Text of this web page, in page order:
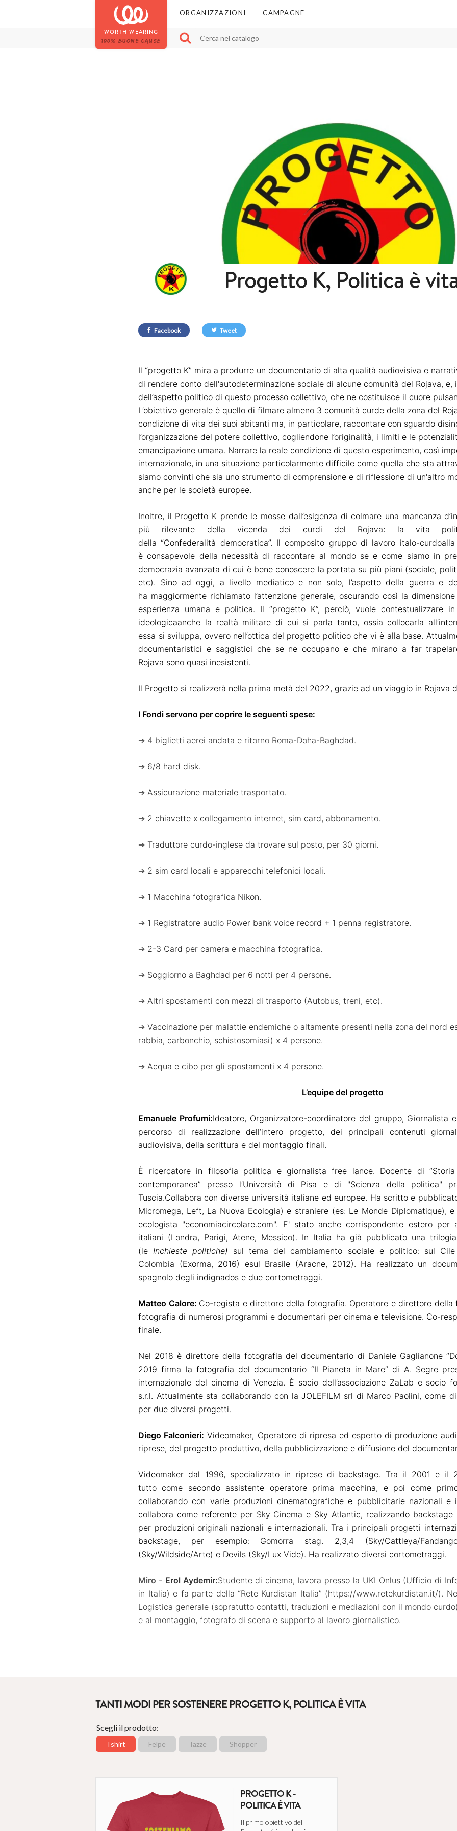
WORTH WEARING
100% BUONE CAUSE
ORGANIZZAZIONI CAMPAGNE
Progetto K, Politica è
Facebook Tweet
Il “progetto K” mira a produrre un documentario di alta qualità audiovisiva e
di rendere conto dell'autodeterminazione sociale di alcune comunità del Rojava, e,
dell’aspetto politico di questo processo collettivo, che ne costituisce il cuore
L’obiettivo generale è quello difilmare almeno 3 comunità curde della zona del
condizione di vita dei suoi abitanti ma, in particolare, raccontare con sguardo
l’organizzazione del potere collettivo, cogliendone l’originalità, i limiti e le
emancipazione umana. Narrare la reale condizione di questo esperimento, così
internazionale, in una situazione particolarmente difficile come quella che sta
siamo convinti che sia uno strumento di comprensione e di riflessione di un'altro
anche per le società europee.
Inoltre, il Progetto K prende le mosse dall’esigenza di colmare una mancanza
più rilevante della vicenda dei curdi del Rojava: la vita
della “Confederalità democratica”. Il composito gruppo di lavoro italo-curdo
è consapevole della necessità di raccontare al mondo se e come siamo in
democrazia avanzata di cui è bene conoscere la portata su più piani (sociale,
etc). Sino ad oggi, a livello mediatico e non solo, l’aspetto della guerra e
ha maggiormente richiamato l’attenzione generale, oscurando così la
esperienza umana e politica. Il “progetto K”, perciò, vuole contestualizzare
ideologicaanche la realtà militare di cui si parla tanto, ossia collocarla
essa si sviluppa, ovvero nell’ottica del progetto politico che vi è alla base.
documentaristici e saggistici che se ne occupano e che mirano a far
Rojava sono quasi inesistenti.
Il Progetto si realizzerà nella prima metà del 2022, grazie ad un viaggio in Rojava
I Fondi servono per coprire le seguenti spese:
➔ 4 biglietti aerei andata e ritorno Roma-Doha-Baghdad.
➔ 6/8 hard disk.
➔ Assicurazione materiale trasportato.
➔ 2 chiavette x collegamento internet, sim card, abbonamento.
➔ Traduttore curdo-inglese da trovare sul posto, per 30 giorni.
➔ 2 sim card locali e apparecchi telefonici locali.
➔ 1 Macchina fotografica Nikon.
➔ 1 Registratore audio Power bank voice record + 1 penna registratore.
➔ 2-3 Card per camera e macchina fotografica.
➔ Soggiorno a Baghdad per 6 notti per 4 persone.
➔Altri spostamenti con mezzi di trasporto (Autobus, treni, etc).
➔Vaccinazione per malattie endemiche o altamente presenti nella zona del nord
rabbia, carbonchio, schistosomiasi) x 4 persone.
➔Acqua e cibo per gli spostamenti x 4 persone.
L’equipe del progetto
Emanuele Profumi:Ideatore, Organizzatore-coordinatore del gruppo, Giornalista
percorso di realizzazionedell’intero progetto, dei principali contenuti
audiovisiva, della scrittura e del montaggio finali.
È ricercatore in filosofia politica e giornalista free lance. Docente di
contemporanea” presso l’Università di Pisa e di "Scienza della politica"
Tuscia.Collabora con diverse università italiane ed europee. Ha scritto e
Micromega, Left, La Nuova Ecologia) e straniere (es: Le Monde Diplomatique),
ecologista "economiacircolare.com". E'stato anche corrispondente estero per
italiani (Londra, Parigi, Atene, Messico). In Italia ha già pubblicato una
(leInchieste politiche) sul tema del cambiamento sociale e politico: sul
Colombia (Exorma, 2016) esul Brasile (Aracne, 2012). Ha realizzato un
spagnolo degli indignados e due cortometraggi.
Matteo Calore: Co-regista e direttore della fotografia. Operatore e direttore della
fotografia di numerosi programmi e documentari per cinema e televisione. Co-
finale.
Nel 2018 è direttore della fotografia del documentario di Daniele Gaglianone
2019 firma la fotografia del documentario “Il Pianeta in Mare” di A. Segre
internazionale del cinema di Venezia. È socio dell’associazione ZaLab e socio
s.r.l. Attualmente sta collaborando con la JOLEFILM srl di Marco Paolini, come
per due diversi progetti.
Diego Falconieri: Videomaker, Operatore di ripresa ed esperto di produzione
riprese, del progetto produttivo, della pubblicizzazione e diffusione del
Videomaker dal 1996, specializzato in riprese di backstage. Tra il 2001 e il
tutto come secondo assistente operatore prima macchina, e poi come
collaborando con varie produzioni cinematografiche e pubblicitarie nazionali e
collabora come referente per Sky Cinema e Sky Atlantic, realizzando
per produzioni originali nazionali e internazionali. Tra i principali progetti
backstage, per esempio: Gomorra stag. 2,3,4 (Sky/Cattleya/
(Sky/Wildside/Arte) e Devils (Sky/Lux Vide). Ha realizzato diversi cortometraggi.
Miro - Erol Aydemir:Studente di cinema, lavora presso la UKI Onlus (Ufficio di
in Italia) e fa parte della “Rete Kurdistan Italia” (https://www.retekurdistan.it/).
Logistica generale (sopratutto contatti, traduzioni e mediazioni con il mondo
e al montaggio, fotografo di scena e supporto al lavoro giornalistico.
TANTI MODI PER SOSTENERE PROGETTO K, POLITICA È VITA
Scegli il prodotto:
Tshirt Felpe Tazze Shopper
PROGETTO K -
POLITICA È VITA
Il primo obiettivo del